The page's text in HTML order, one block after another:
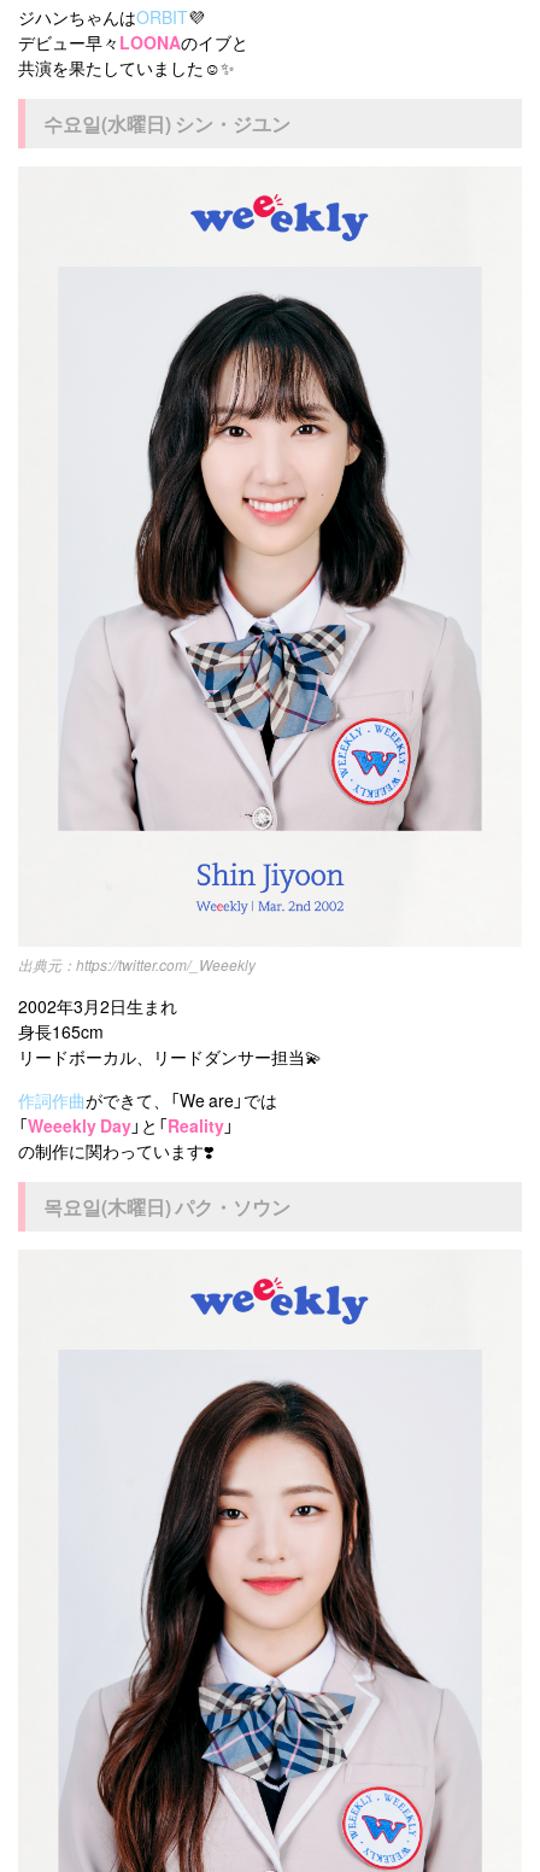
ジハンちゃんはORBIT💜
デビュー早々 LOONAのイブと
共演を果たしていました☺️✨
수요일(水曜日) シン・ジユン
https://twitter.com/_Weeekly
2002年3月2日生まれ
身長165cm
リードボーカル、リードダンサー担当💫
作詞作曲ができて、「We are」では
「Weeekly Day」と「Reality」
の制作に関わっています❣️
목요일(木曜日) パク・ソウン